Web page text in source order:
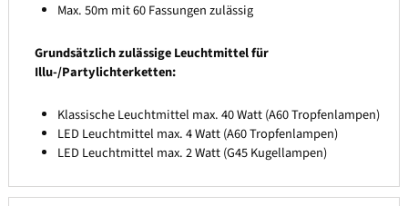
Max. 50m mit 60 Fassungen zulässig
Grundsätzlich zulässige Leuchtmittel für
Illu-/Partylichterketten:
Klassische Leuchtmittel max. 40 Watt (A60 Tropfenlampen)
LED Leuchtmittel max. 4 Watt (A60 Tropfenlampen)
LED Leuchtmittel max. 2 Watt (G45 Kugellampen)